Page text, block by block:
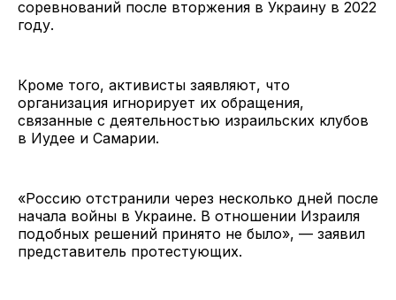
соревнований после вторжения в Украину в 2022
году.
Кроме того, активисты заявляют, что
организация игнорирует их обращения,
связанные с деятельностью израильских клубов
в Иудее и Самарии.
«Россию отстранили через несколько дней после
начала войны в Украине. В отношении Израиля
подобных решений принято не было», — заявил
представитель протестующих.